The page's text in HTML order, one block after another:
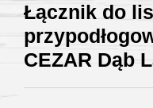
Łącznik do
CEZAR Dąb